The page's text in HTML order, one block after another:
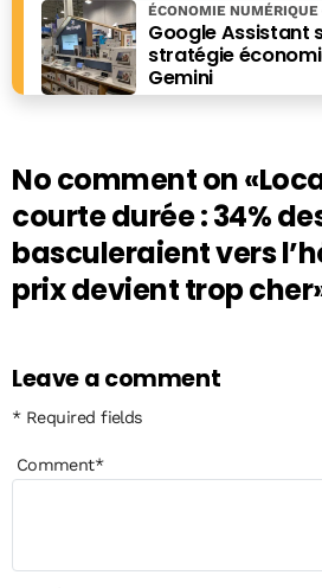
Google Assistant
stratégie
Gemini
ÉCONOMIE NUMÉRIQUE
No comment on
courte durée : 34%
basculeraient vers
prix devient trop
Leave a comment
* Required fields
Comment*